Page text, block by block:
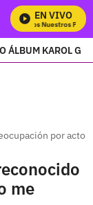
EN VIVO
Mira Todos Nuestros
ÁLBUM KAROL G
por
me